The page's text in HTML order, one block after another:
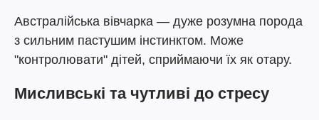
Австралійська вівчарка — дуже розумна порода
з сильним пастушим інстинктом. Може
"контролювати" дітей, сприймаючи їх як отару.
Мисливські та чутливі до стресу